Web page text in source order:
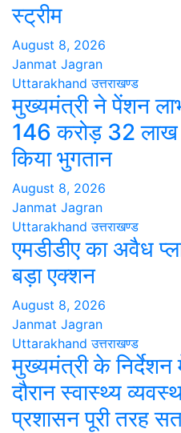
स्ट्रीम
August 8, 2026
Janmat Jagran
Uttarakhand उत्तराखण्ड
मुख्यमंत्री ने पेंशन
146 करोड़ 32 लाख
किया भुगतान
August 8, 2026
Janmat Jagran
Uttarakhand उत्तराखण्ड
एमडीडीए का अवैध
बड़ा एक्शन
August 8, 2026
Janmat Jagran
Uttarakhand उत्तराखण्ड
मुख्यमंत्री के
दौरान स्वास्थ्य
प्रशासन पूरी तरह